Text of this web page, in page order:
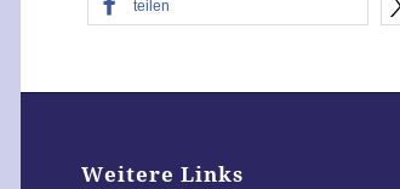
teilen
Weitere Links